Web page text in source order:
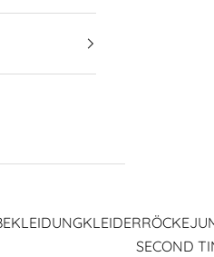
KLEIDERRÖCKE
SECOND